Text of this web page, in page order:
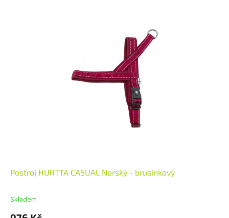
Postroj HURTTA CASUAL Norský - brusinkový
Skladem